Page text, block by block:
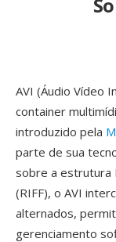
AVI (Áudio Vídeo
container
introduzido pela
parte de sua
sobre a estrutura
(RIFF), o AVI
alternados,
gerenciamento